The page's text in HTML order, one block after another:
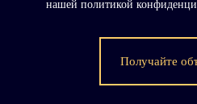
нашей политикой
Получайте